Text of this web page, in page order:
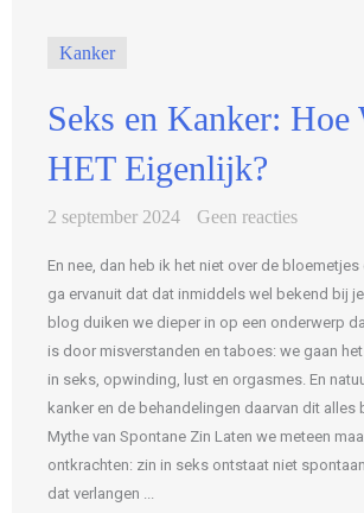
Kanker
Seks en Kanker: Hoe
HET Eigenlijk?
2 september 2024 Geen reacties
En nee, dan heb ik het niet over de
ga ervanuit dat dat inmiddels wel bekend bij
blog duiken we dieper in op een onderwerp
is door misverstanden en taboes: we gaan
in seks, opwinding, lust en orgasmes. En
kanker en de behandelingen daarvan dit alles
Mythe van Spontane Zin Laten we meteen
ontkrachten: zin in seks ontstaat niet
dat verlangen ...